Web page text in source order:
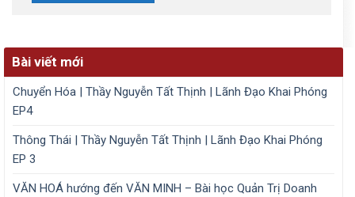
Bài viết mới
Chuyển Hóa | Thầy Nguyễn Tất Thịnh | Lãnh Đạo Khai Phóng
EP4
Thông Thái | Thầy Nguyễn Tất Thịnh | Lãnh Đạo Khai Phóng
EP 3
VĂN HOÁ hướng đến VĂN MINH – Bài học Quản Trị Doanh